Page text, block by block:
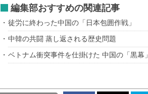
編集部おすすめの関連記事
徒労に終わった中国の「日本包囲作戦」
中韓の共闘 蒸し返される歴史問題
ベトナム衝突事件を仕掛けた 中国の「黒幕」